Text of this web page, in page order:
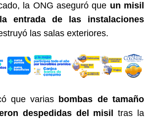
la ONG aseguró que un misil
entrada de las instalaciones
las salas exteriores.
que varias bombas de tamaño
despedidas del misil tras la